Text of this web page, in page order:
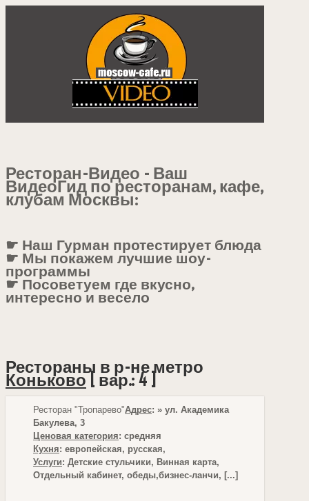
Ресторан-Видео - Ваш
ВидеоГид по ресторанам, кафе,
клубам Москвы:
☛ Наш Гурман протестирует блюда
☛ Мы покажем лучшие шоу-
программы
☛ Посоветуем где вкусно,
интересно и весело
Рестораны в р-не метро
Коньково[ вар.: 4 ]
Ресторан "Тропарево"Адрес: » ул. Академика
Бакулева, 3
Ценовая категория: средняя
Кухня: европейская, русская,
Услуги: Детские стульчики, Винная карта,
Отдельный кабинет, обеды,бизнес-ланчи, [...]